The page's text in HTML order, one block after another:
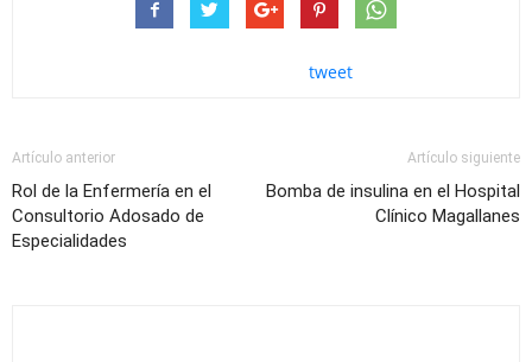
tweet
Artículo anterior
Rol de la Enfermería en el
Consultorio Adosado de
Especialidades
Artículo siguiente
Bomba de insulina en el Hospital
Clínico Magallanes